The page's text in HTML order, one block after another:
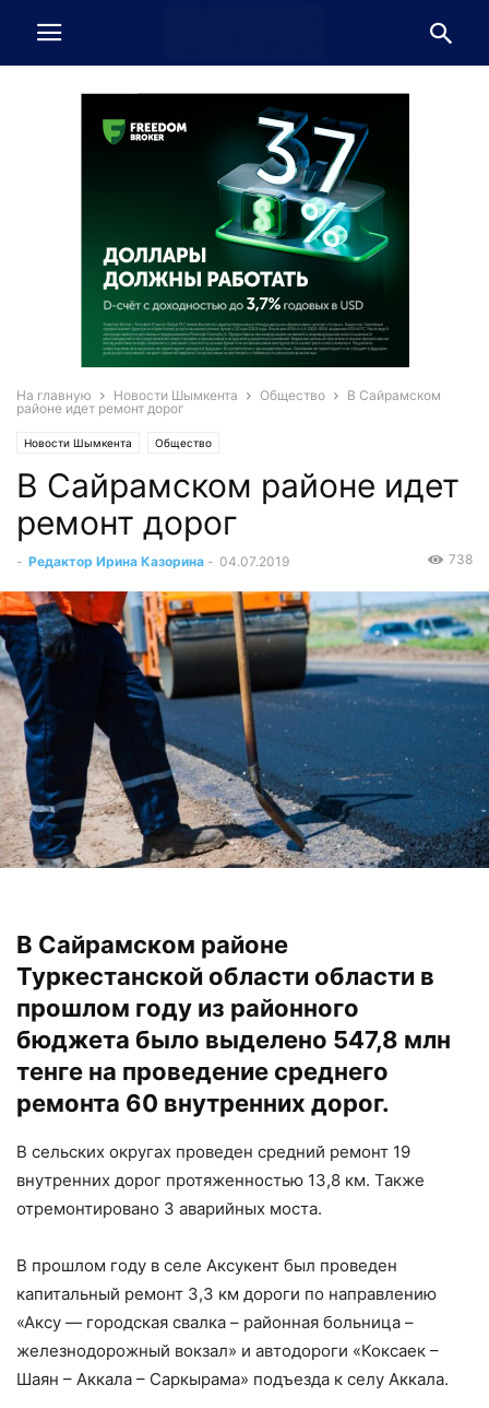
На главную Новости Шымкента Общество
В Сайрамском
районе идет ремонт дорог
Новости Шымкента Общество
В Сайрамском районе идет
ремонт дорог
- Редактор Ирина Казорина - 04.07.2019 738
В Сайрамском районе
Туркестанской области области в
прошлом году из районного
бюджета было выделено 547,8 млн
тенге на проведение среднего
ремонта 60 внутренних дорог.
В сельских округах проведен средний ремонт 19
внутренних дорог протяженностью 13,8 км. Также
отремонтировано 3 аварийных моста.
В прошлом году в селе Аксукент был проведен
капитальный ремонт 3,3 км дороги по направлению
«Аксу — городская свалка – районная больница –
железнодорожный вокзал» и автодороги «Коксаек –
Шаян – Аккала – Саркырама» подъезда к селу Аккала.